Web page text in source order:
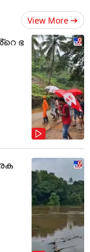
View More
ഭ